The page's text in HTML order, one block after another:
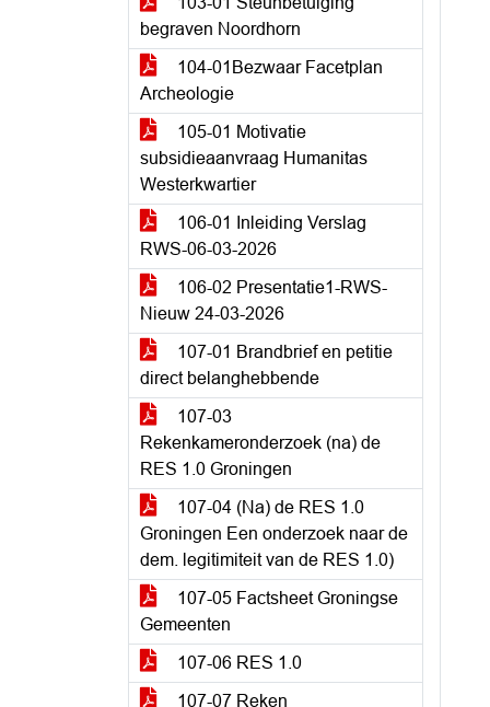
begraven Noordhorn
104-01Bezwaar Facetplan
Archeologie
105-01 Motivatie
subsidieaanvraag Humanitas
Westerkwartier
106-01 Inleiding Verslag
RWS-06-03-2026
106-02 Presentatie1-RWS-
Nieuw 24-03-2026
107-01 Brandbrief en petitie
direct belanghebbende
107-03
Rekenkameronderzoek (na) de
RES 1.0 Groningen
107-04 (Na) de RES 1.0
Groningen Een onderzoek naar de
dem. legitimiteit van de RES 1.0)
107-05 Factsheet Groningse
Gemeenten
107-06 RES 1.0
107-07 Reken